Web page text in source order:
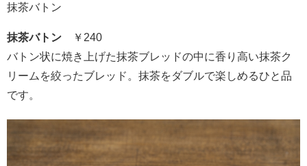
抹茶バトン
抹茶バトン ￥240
バトン状に焼き上げた抹茶ブレッドの中に香り高い抹茶ク
リームを絞ったブレッド。抹茶をダブルで楽しめるひと品
です。